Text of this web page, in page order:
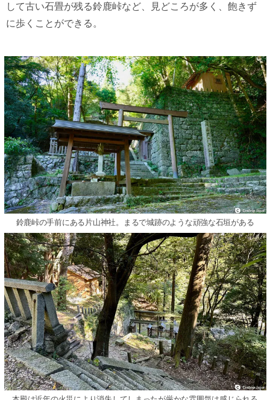
して古い石畳が残る鈴鹿峠など、見どころが多く、飽きず
に歩くことができる。
鈴鹿峠の手前にある片山神社。まるで城跡のような頑強な石垣がある